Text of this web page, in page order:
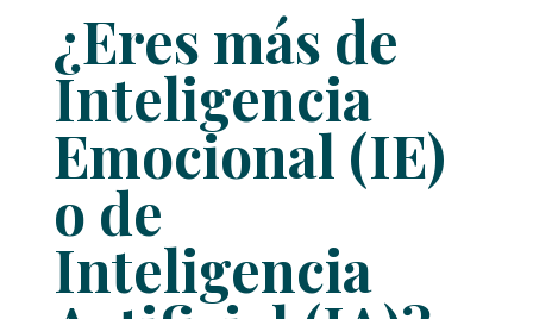
¿Eres más de
Inteligencia
Emocional (IE)
o de
Inteligencia